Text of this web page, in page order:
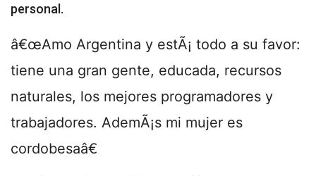
personal.
â€œAmo Argentina y estÃ¡ todo a su favor:
tiene una gran gente, educada, recursos
naturales, los mejores programadores y
trabajadores. AdemÃ¡s mi mujer es
cordobesaâ€